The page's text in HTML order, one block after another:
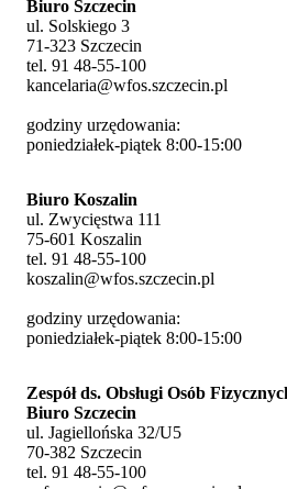
Biuro Szczecin
ul. Solskiego 3
71-323 Szczecin
tel. 91 48-55-100
kancelaria@wfos.szczecin.pl
godziny urzędowania:
poniedziałek-piątek 8:00-15:00
Biuro Koszalin
ul. Zwycięstwa 111
75-601 Koszalin
tel. 91 48-55-100
koszalin@wfos.szczecin.pl
godziny urzędowania:
poniedziałek-piątek 8:00-15:00
Zespół ds. Obsługi Osób
Biuro Szczecin
ul. Jagiellońska 32/U5
70-382 Szczecin
tel. 91 48-55-100